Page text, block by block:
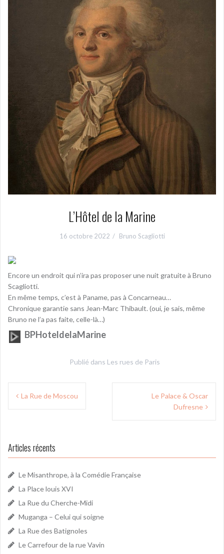
L’Hôtel de la Marine
16 octobre 2022 Bruno Scagliotti
Encore un endroit qui n’ira pas proposer une nuit gratuite à Bruno
Scagliotti.
En même temps, c’est à Paname, pas à Concarneau…
Chronique garantie sans Jean-Marc Thibault. (oui, je sais, même
Bruno ne l’a pas faite, celle-là…)
BPHoteldelaMarine
Publié dans Les rues de Paris
Navigation
La Rue de Moscou
Le Palace & Oscar
Dufresne
Articles récents
Le Misanthrope, à la Comédie Française
La Place louis XVI
La Rue du Cherche-Midi
Muganga – Celui qui soigne
La Rue des Batignoles
Le Carrefour de la rue Vavin